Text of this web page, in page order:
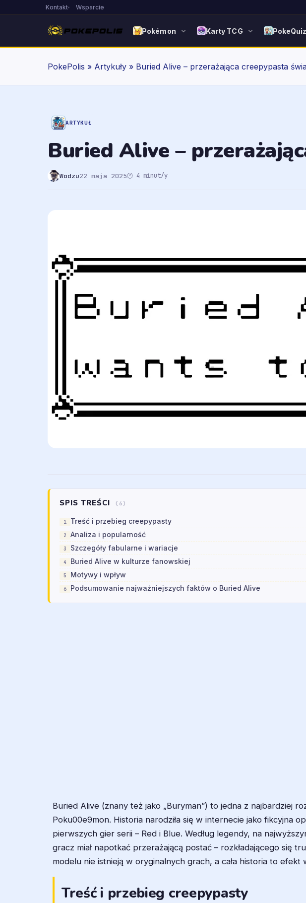
Kontakt Wsparcie
Pokémon Karty TCG PokeQuiz
PokePolis » Artykuły » Buried Alive – przerażająca creepypasta
ARTYKUŁ
Buried Alive –
Wodzu22 maja 2025🕐 4 minut/y
SPIS TREŚCI (6)
Treść i przebieg creepypasty
Analiza i popularność
Szczegóły fabularne i wariacje
Buried Alive w kulturze fanowskiej
Motywy i wpływ
Podsumowanie najważniejszych faktów o Buried Alive
Buried Alive (znany też jako „Buryman”) to jedna z najbardziej
Poku00e9mon. Historia narodziła się w internecie jako fikcyjna
pierwszych gier serii – Red i Blue. Według legendy, na
gracz miał napotkać przerażającą postać – rozkładającego się
modelu nie istnieją w oryginalnych grach, a cała historia to
Treść i przebieg creepypasty